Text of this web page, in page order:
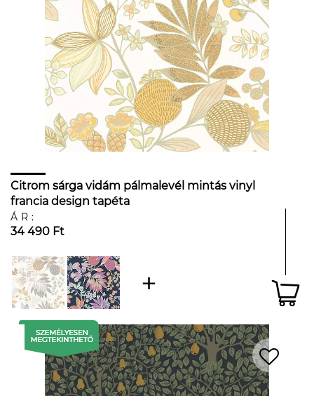
Citrom sárga vidám pálmalevél mintás vinyl
francia design tapéta
ÁR:
34 490 Ft